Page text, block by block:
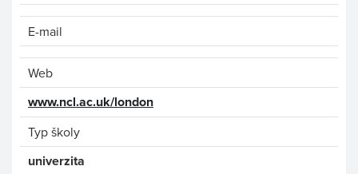
E-mail
Web
www.ncl.ac.uk/london
Typ školy
univerzita